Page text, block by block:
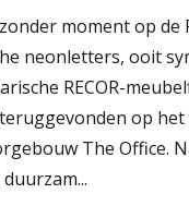
moment op de
neonletters, ooit
RECOR-
op het
The Office.